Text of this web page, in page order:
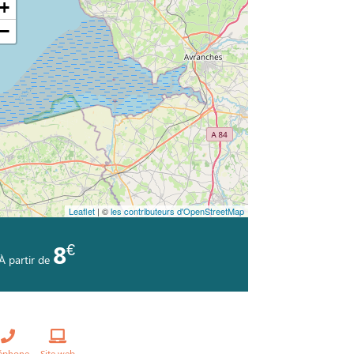
+
−
Leaflet| ©les contributeurs d'OpenStreetMap
partir de 8€